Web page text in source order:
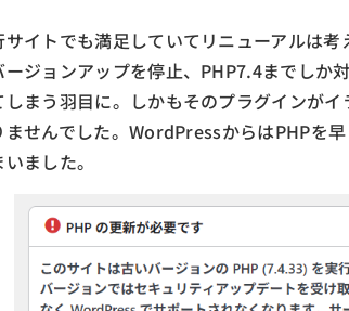
サイトでも満足していてリニューアルは
ージョンアップを停止、PHP7.4までしか
しまう羽目に。しかもそのプラグインが
ませんでした。WordPressからはPHPを
いました。